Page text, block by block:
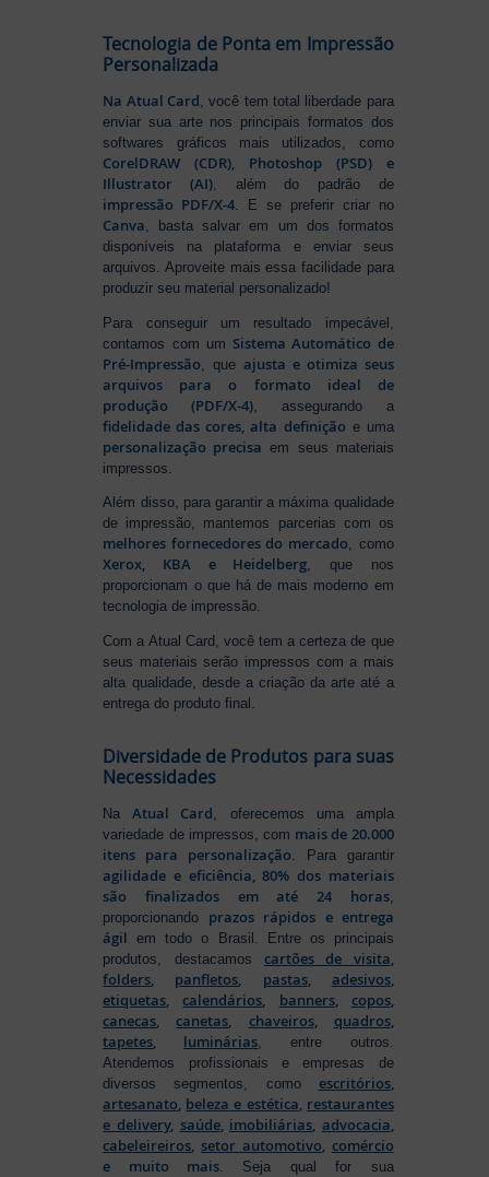
Tecnologia de Ponta em Impressão
Personalizada
Na Atual Card , você tem total liberdade para
enviar sua arte nos principais formatos dos
softwares gráficos mais utilizados, como
CorelDRAW (CDR), Photoshop (PSD) e
Illustrator (AI) , além do padrão de
impressão PDF/X-4 . E se preferir criar no
Canva , basta salvar em um dos formatos
disponíveis na plataforma e enviar seus
arquivos. Aproveite mais essa facilidade para
produzir seu material personalizado!
Para conseguir um resultado impecável,
contamos com um Sistema Automático de
Pré-Impressão , queajusta e otimiza seus
arquivos para o formato ideal de
produção (PDF/X-4) , assegurando a
fidelidade das cores, alta definição e uma
personalização precisa em seus materiais
impressos.
Além disso, para garantir a máxima qualidade
de impressão, mantemos parcerias com os
melhores fornecedores do mercado, como
Xerox, KBA e Heidelberg, que nos
proporcionam o que há de mais moderno em
tecnologia de impressão.
Com a Atual Card, você tem a certeza de que
seus materiais serão impressos com a mais
alta qualidade, desde a criação da arte até a
entrega do produto final.
Diversidade de Produtos para suas
Necessidades
NaAtual Card , oferecemos uma ampla
variedade de impressos, com mais de 20.000
itens para personalização . Para garantir
agilidade e eficiência, 80% dos materiais
são finalizados em até 24 horas,
proporcionando prazos rápidos e entrega
ágil em todo o Brasil. Entre os principais
produtos, destacamos cartões de visita,
folders, panfletos, pastas, adesivos,
etiquetas,calendários, banners, copos,
canecas,canetas, chaveiros, quadros,
tapetes, luminárias , entre outros.
Atendemos profissionais e empresas de
diversos segmentos, como escritórios,
artesanato, beleza e estética, restaurantes
e delivery, saúde, imobiliárias, advocacia,
cabeleireiros, setor automotivo, comércio
e muito mais . Seja qual for sua